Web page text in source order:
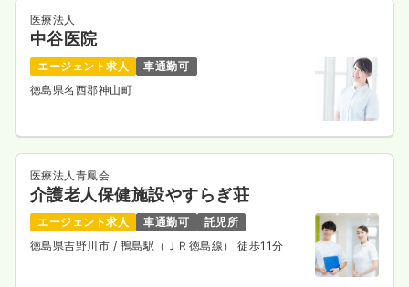
医療法人
中谷医院
エージェント求人
車通勤可
徳島県名西郡神山町
医療法人青鳳会
介護老人保健施設やすらぎ荘
エージェント求人 車通勤可
託児所
徳島県吉野川市 / 鴨島駅（ＪＲ徳島線） 徒歩11分